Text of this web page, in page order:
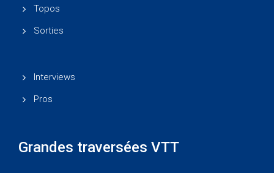
Topos
Sorties
Interviews
Pros
Grandes traversées VTT